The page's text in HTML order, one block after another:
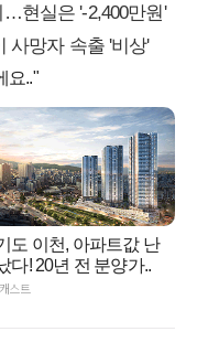
현실은 '-2,400만원'
사망자 속출 '비상'
요.."
도 이천, 아파트값 난
다! 20년 전 분양가..
스트